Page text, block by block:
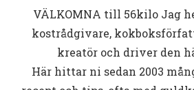
VÄLKOMNA till 56kiloJag
kostrådgivare,
kreatör och driver den
Här hittar ni sedan 2003